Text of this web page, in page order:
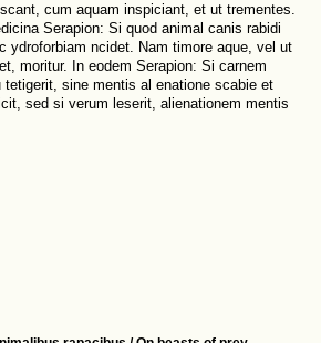
cum aquam inspiciant, et ut trementes.
Serapion: Si quod animal canis rabidi
ydroforbiam ncidet. Nam timore aque, vel ut
moritur. In eodem Serapion: Si carnem
tetigerit, sine mentis al enatione scabie et
sed si verum leserit, alienationem mentis